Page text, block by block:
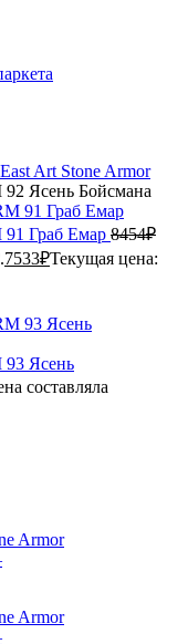
Art Stone Armor
Ясень Бойсмана
Граб Емар 8454₽
7533₽Текущая цена:
93 Ясень
составляла